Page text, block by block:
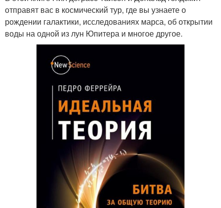
отправят вас в космический тур, где вы узнаете о
рождении галактики, исследованиях марса, об открытии
воды на одной из лун Юпитера и многое другое.